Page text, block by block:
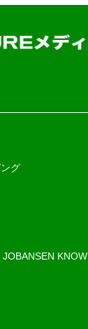
グ
KNOW